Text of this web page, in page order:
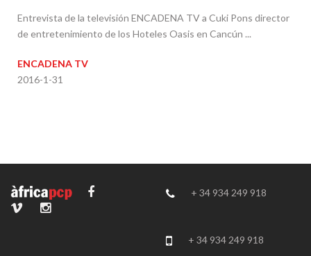
Entrevista de la televisión ENCADENA TV a Cuki Pons director
de entretenimiento de los Hoteles Oasis en Cancún ...
ENCADENA TV
2016-1-31
+ 34 934 249 918
+ 34 934 249 918